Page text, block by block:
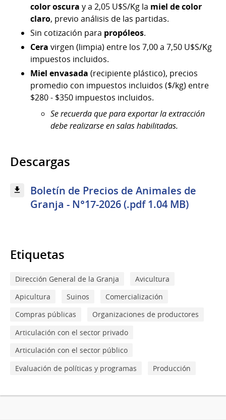
color oscura y a 2,05 U$S/Kg la miel de color
claro, previo análisis de las partidas.
Sin cotización para propóleos.
Cera virgen (limpia) entre los 7,00 a 7,50 U$S/Kg
impuestos incluidos.
Miel envasada (recipiente plástico), precios
promedio con impuestos incluidos ($/kg) entre
$280 - $350 impuestos incluidos.
Se recuerda que para exportar la extracción
debe realizarse en salas habilitadas.
Descargas
Boletín de Precios de Animales de
Granja - N°17-2026 (.pdf 1.04 MB)
Etiquetas
Dirección General de la Granja
Avicultura
Apicultura
Suinos
Comercialización
Compras públicas
Organizaciones de productores
Articulación con el sector privado
Articulación con el sector público
Evaluación de políticas y programas
Producción